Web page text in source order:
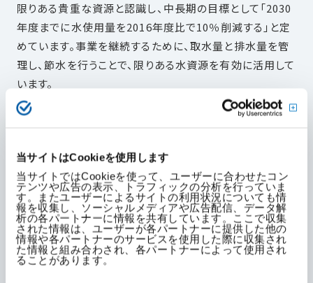
当サイトはCookieを使用します
当サイトではCookieを使って、ユーザーに合わせたコン
テンツや広告の表示、トラフィックの分析を行っていま
す。またユーザーによるサイトの利用状況についても情
報を収集し、ソーシャルメディアや広告配信、データ解
析の各パートナーに情報を共有しています。ここで収集
された情報は、ユーザーが各パートナーに提供した他の
情報や各パートナーのサービスを使用した際に収集され
た情報と組み合わされ、各パートナーによって使用され
ることがあります。
限りある貴重な資源と認識し、中長期の目標として「2030
年度までに水使用量を2016年度比で10％削減する」と定
めています。事業を継続するために、取水量と排水量を管
理し、節水を行うことで、限りある水資源を有効に活用して
います。
Extremely high（>80%）」と表示される地域を、「水資源
の逼迫リスクが高いエリアである」と定義し評価を行いま
した。 その結果、製造・研究の拠点がある静岡県・京都府
のいずれも水ストレスが高い地域「Extremely high
（>80%） 」ではないことを確認しました。